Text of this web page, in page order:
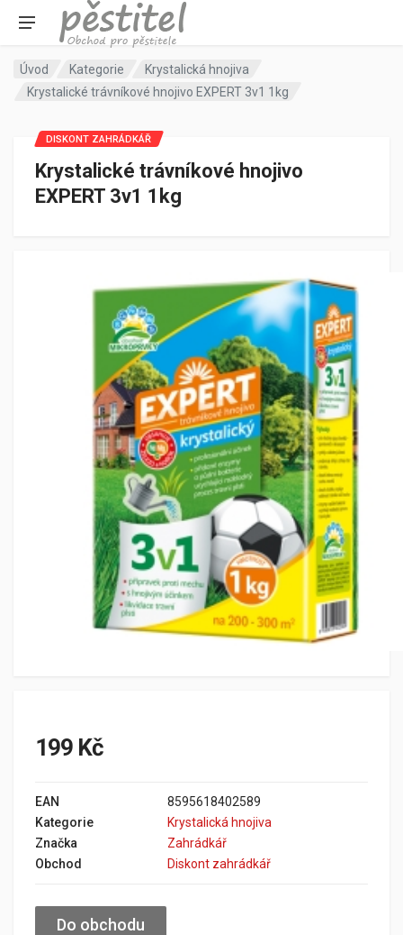
Úvod Kategorie
Krystalická hnojiva
Krystalické trávníkové hnojivo EXPERT 3v1 1kg
Krystalické trávníkové hnojivo
EXPERT 3v1 1kg
DISKONT ZAHRÁDKÁŘ
199 Kč
EAN
8595618402589
Kategorie
Krystalická hnojiva
Značka
Zahrádkář
Obchod
Diskont zahrádkář
Do obchodu